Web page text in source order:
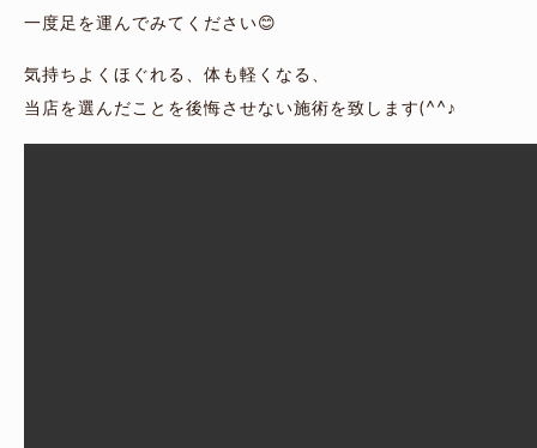
一度足を運んでみてください😊
気持ちよくほぐれる、体も軽くなる、
当店を選んだことを後悔させない施術を致します(^^♪